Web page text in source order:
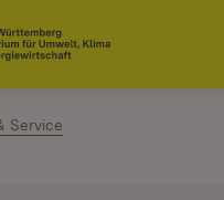
springen
Service